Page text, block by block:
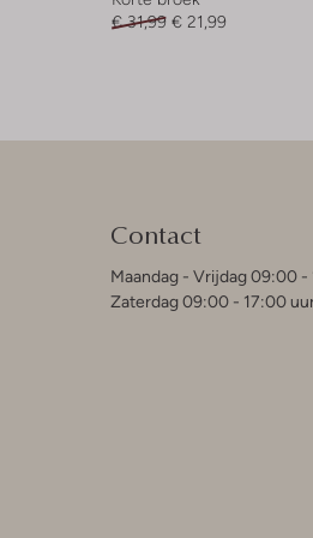
€ 31,99 € 21,99
Contact
Maandag - Vrijdag 09:00 -
Zaterdag 09:00 - 17:00